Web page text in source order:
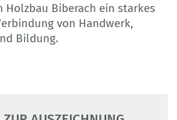
Holzbau Biberach ein starkes
von Handwerk,
Bildung.